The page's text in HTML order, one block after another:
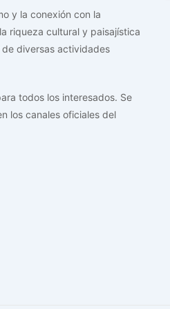
y la conexión con la
riqueza cultural y paisajística
diversas actividades
todos los interesados. Se
los canales oficiales del